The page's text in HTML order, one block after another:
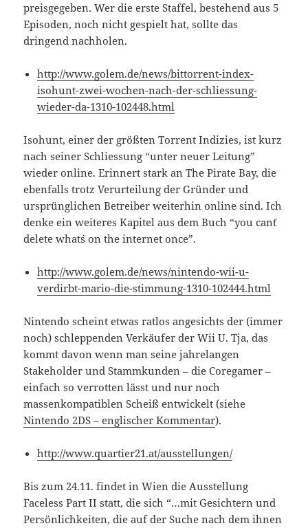
preisgegeben. Wer die erste Staffel, bestehend aus 5
Episoden, noch nicht gespielt hat, sollte das
dringend nachholen.
http://www.golem.de/news/bittorrent-index-
isohunt-zwei-wochen-nach-der-schliessung-
wieder-da-1310-102448.html
Isohunt, einer der größten Torrent Indizies, ist kurz
nach seiner Schliessung “unter neuer Leitung”
wieder online. Erinnert stark an The Pirate Bay, die
ebenfalls trotz Verurteilung der Gründer und
ursprünglichen Betreiber weiterhin online sind. Ich
denke ein weiteres Kapitel aus dem Buch “you can´t
delete what´s on the internet once”.
http://www.golem.de/news/nintendo-wii-u-
verdirbt-mario-die-stimmung-1310-102444.html
Nintendo scheint etwas ratlos angesichts der (immer
noch) schleppenden Verkäufer der Wii U. Tja, das
kommt davon wenn man seine jahrelangen
Stakeholder und Stammkunden – die Coregamer –
einfach so verrotten lässt und nur noch
massenkompatiblen Scheiß entwickelt (siehe
Nintendo 2DS – englischer Kommentar).
http://www.quartier21.at/ausstellungen/
Bis zum 24.11. findet in Wien die Ausstellung
Faceless Part II statt, die sich “…mit Gesichtern und
Persönlichkeiten, die auf der Suche nach dem ihnen